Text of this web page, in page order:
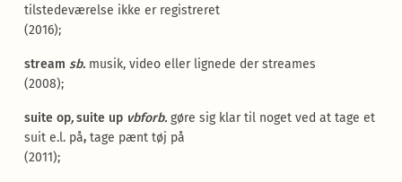
tilstedeværelse ikke er registreret
(2016);
stream sb. musik, video eller lignede der streames
(2008);
suite op,suite up vbforb. gøre sig klar til noget ved at tage et
suit e.l. på, tage pænt tøj på
(2011);